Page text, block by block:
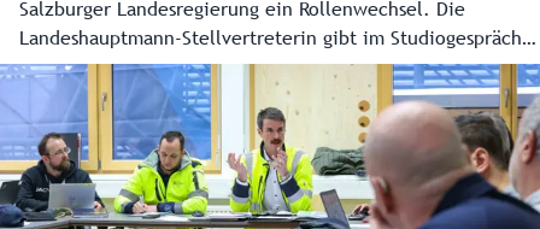
Salzburger Landesregierung ein Rollenwechsel. Die
Landeshauptmann-Stellvertreterin gibt im Studiogespräch
einen Einblick, wie sie die vielfältigen Ressortbereiche
künftig angehen will und was in den ersten Monaten der
Regierungszeit schon gelungen ist.